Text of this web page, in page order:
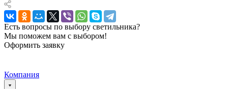
Есть вопросы по выбору светильника?
Мы поможем вам с выбором!
Оформить заявку
Компания